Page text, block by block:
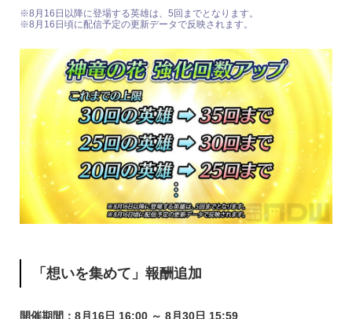
※8月16日以降に登場する英雄は、5回までとなります。
※8月16日頃に配信予定の更新データで反映されます。
「想いを集めて」報酬追加
開催期間：8月16日 16:00 ～ 8月30日 15:59